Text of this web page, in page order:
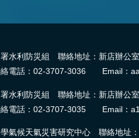
水利防災組 聯絡地址：新店辦公
電話：02-3707-3036 Email：
水利防災組 聯絡地址：新店辦公
話：02-3707-3035 Email：
氣候天氣災害研究中心 聯絡地址